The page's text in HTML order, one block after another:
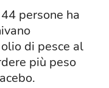
persone ha
di pesce al
più peso